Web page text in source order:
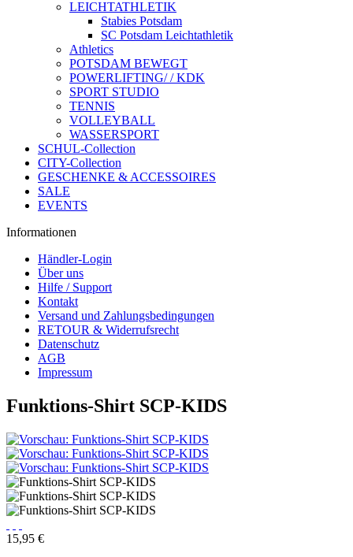
LEICHTATHLETIK
Stabies Potsdam
SC Potsdam Leichtathletik
Athletics
POTSDAM BEWEGT
POWERLIFTING/ / KDK
SPORT STUDIO
TENNIS
VOLLEYBALL
WASSERSPORT
SCHUL-Collection
CITY-Collection
GESCHENKE & ACCESSOIRES
SALE
EVENTS
Informationen
Händler-Login
Über uns
Hilfe / Support
Kontakt
Versand und Zahlungsbedingungen
RETOUR & Widerrufsrecht
Datenschutz
AGB
Impressum
Funktions-Shirt SCP-KIDS
15,95 €